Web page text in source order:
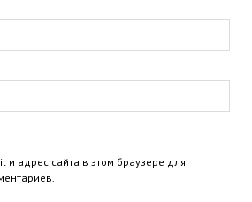
и адрес сайта в этом браузере для